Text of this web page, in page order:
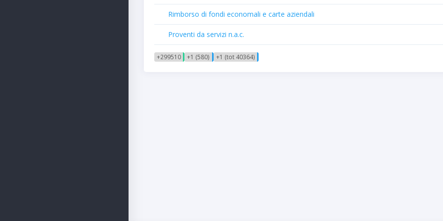
Rimborso di fondi economali e carte aziendali
Proventi da servizi n.a.c.
+299510 +1 (580) +1 (tot 40364)